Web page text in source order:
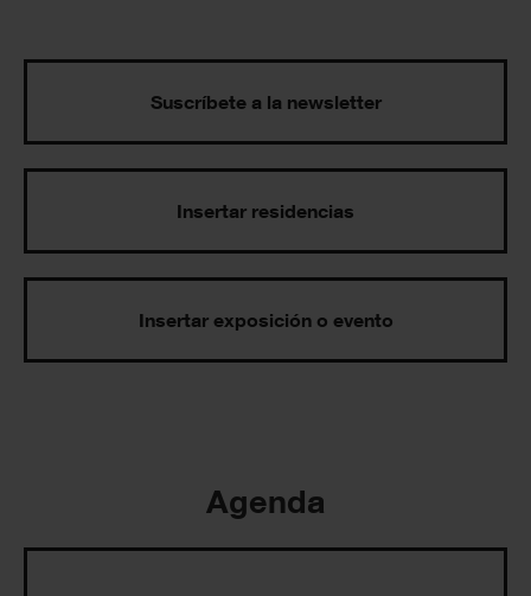
Suscríbete a la newsletter
Insertar residencias
Insertar exposición o evento
Agenda